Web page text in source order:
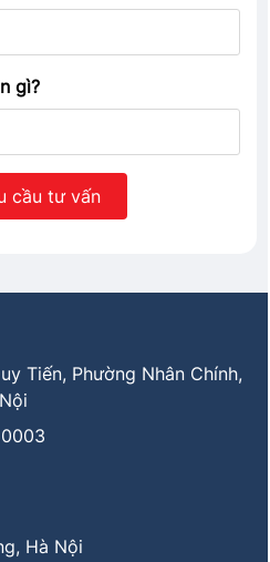
gì?
Tiến, Phường Nhân Chính,
Hà Nội